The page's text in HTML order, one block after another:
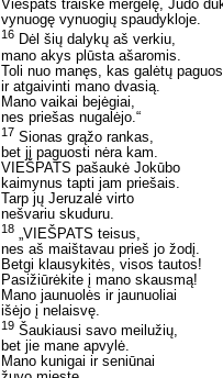
Viešpats traiškė mergelę, Judo
vynuogę vynuogių spaudykloje.
16 Dėl šių dalykų aš verkiu,
mano akys plūsta ašaromis.
Toli nuo manęs, kas galėtų
ir atgaivinti mano dvasią.
Mano vaikai bejėgiai,
nes priešas nugalėjo.“
17 Sionas grąžo rankas,
bet jį paguosti nėra kam.
VIEŠPATS pašaukė Jokūbo
kaimynus tapti jam priešais.
Tarp jų Jeruzalė virto
nešvariu skuduru.
18 „VIEŠPATS teisus,
nes aš maištavau prieš jo žodį.
Betgi klausykitės, visos tautos!
Pasižiūrėkite į mano skausmą!
Mano jaunuolės ir jaunuoliai
išėjo į nelaisvę.
19 Šaukiausi savo meilužių,
bet jie mane apvylė.
Mano kunigai ir seniūnai